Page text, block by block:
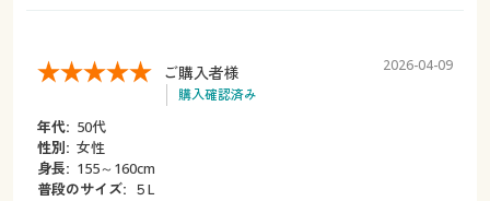
ご購入者様
購入確認済み
2026-04-09
年代: 50代
性別: 女性
身長: 155～160cm
普段のサイズ: ５L